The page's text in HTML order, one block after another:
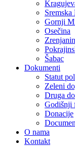
Gornji
Osečina
Zrenjanin
Šabac
Dokumenti
Statut
Zeleni
Druga
Godišnji
Donacije
O nama
Kontakt